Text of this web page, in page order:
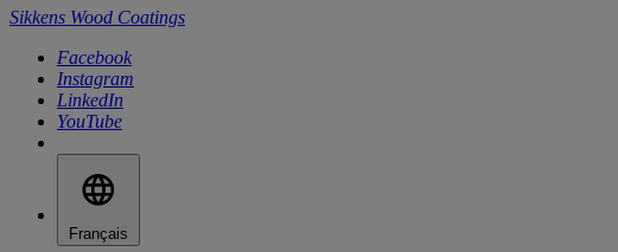
Sikkens Wood Coatings
Facebook
Instagram
LinkedIn
YouTube
Français